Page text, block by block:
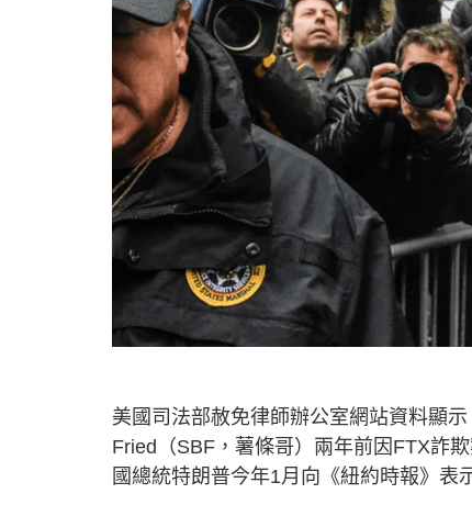
美國司法部赦免律師辦公室網站資料顯
Fried（SBF，薯條哥）兩年前因FTX詐
國總統特朗普今年1月向《紐約時報》表